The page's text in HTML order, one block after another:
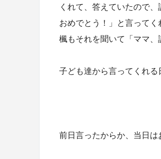
くれて、答えていたので
おめでとう！」と言ってく
楓もそれを聞いて「ママ、
子ども達から言ってくれ
前日言ったからか、当日